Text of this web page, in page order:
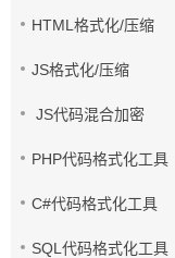
HTML格式化/压缩
JS格式化/压缩
JS代码混合加密
PHP代码格式化工具
C#代码格式化工具
SQL代码格式化工具